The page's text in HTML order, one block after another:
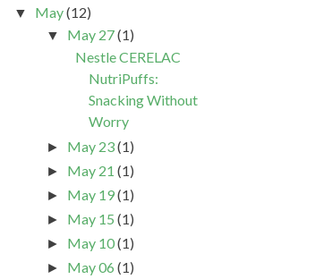
▼ May(12)
▼ May 27(1)
Nestle CERELAC
NutriPuffs:
Snacking Without
Worry
► May 23(1)
► May 21 (1)
► May 19(1)
► May 15 (1)
► May 10(1)
► May 06 (1)